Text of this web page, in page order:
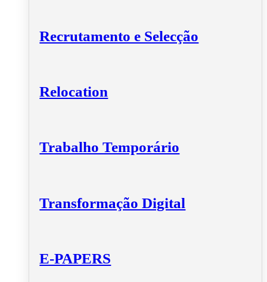
Recrutamento e Selecção
Relocation
Trabalho Temporário
Transformação Digital
E-PAPERS